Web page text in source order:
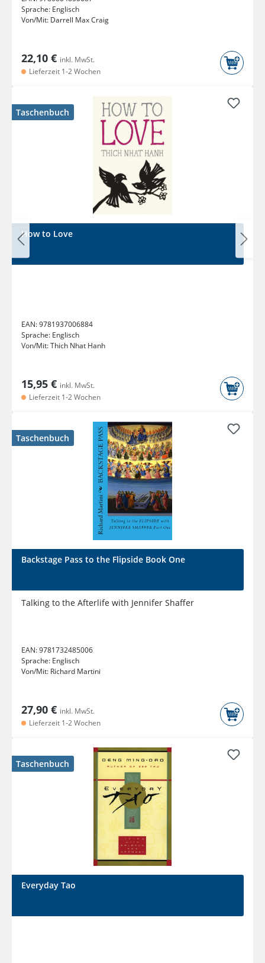
Sprache: Englisch
Von/Mit: Darrell Max Craig
22,10 € inkl. MwSt.
Lieferzeit 1-2 Wochen
Taschenbuch
How to Love
EAN:9781937006884
Sprache: Englisch
Von/Mit:Thich Nhat Hanh
15,95 € inkl. MwSt.
Lieferzeit 1-2 Wochen
Taschenbuch
Backstage Pass to the Flipside Book One
Talking to the Afterlife with Jennifer Shaffer
EAN:9781732485006
Sprache: Englisch
Von/Mit: Richard Martini
27,90 € inkl. MwSt.
Lieferzeit 1-2 Wochen
Taschenbuch
Everyday Tao